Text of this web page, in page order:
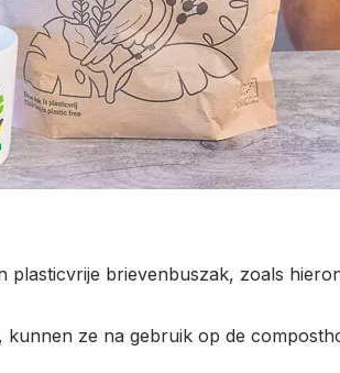
plasticvrije brievenbuszak, zoals
kunnen ze na gebruik op de